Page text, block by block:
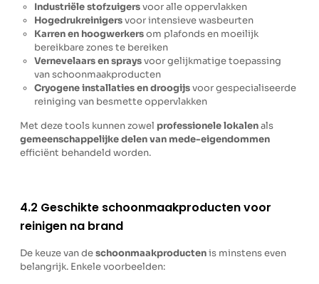
Industriële stofzuigersvoor alle oppervlakken
Hogedrukreinigersvoor intensieve wasbeurten
Karren en hoogwerkersom plafonds en moeilijk
bereikbare zones te bereiken
Vernevelaars en spraysvoor gelijkmatige toepassing
van schoonmaakproducten
Cryogene installaties en droogijsvoor gespecialiseerde
reiniging van besmette oppervlakken
Met deze tools kunnen zowel professionele lokalenals
gemeenschappelijke delen van mede-eigendommen
efficiënt behandeld worden.
4.2 Geschikte schoonmaakproducten voor
reinigen na brand
De keuze van deschoonmaakproductenis minstens even
belangrijk. Enkele voorbeelden: